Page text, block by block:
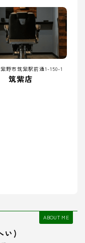
野市筑紫駅前通1-150-1
筑紫店
ABOUT ME
い)